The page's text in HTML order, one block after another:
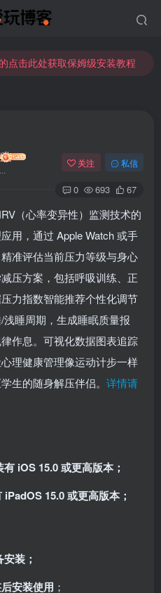
的需求，我们将尽快为您处理。
击此处获取保姆级安装教程
关注 私信
0 693 67
（心率变异性）监测技术的
用，通过 Apple Watch 或手
准评估当前压力等级与身心
压方案，包括呼吸训练、正
力指数智能推荐个性化调节
睡周期，生成睡眠质量报
作息。可视化数据图表追踪
理健康管理像运动计步一样
生的随身解压伴侣。 详情请
iOS 15.0 或更高版本；
15.0 或更高版本；
装；
安装使用 ；